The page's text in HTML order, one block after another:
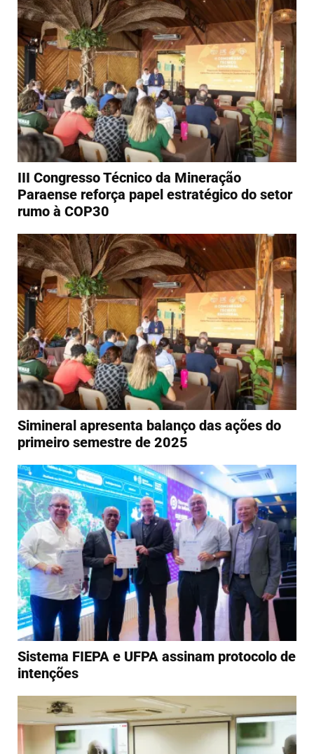
III Congresso Técnico da Mineração
Paraense reforça papel estratégico do setor
rumo à COP30
Simineral apresenta balanço das ações do
primeiro semestre de 2025
Sistema FIEPA e UFPA assinam protocolo de
intenções